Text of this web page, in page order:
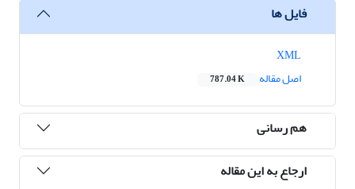
فایل ها
اصل مقاله
787.04 K
هم رسانی
ارجاع به این مقاله